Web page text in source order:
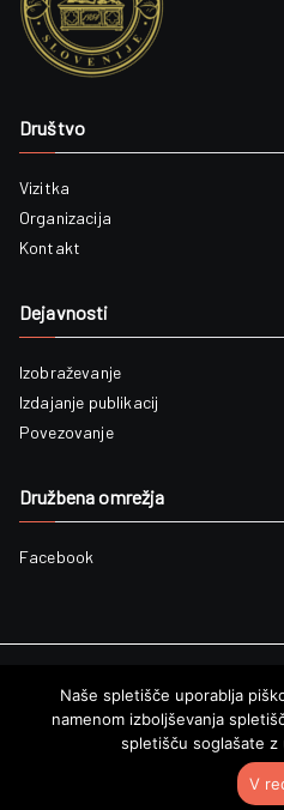
Društvo
Vizitka
Organizacija
Kontakt
Dejavnosti
Izobraževanje
Izdajanje publikacij
Povezovanje
Družbena omrežja
Facebook
Avtorske pravice ©2019
Naše spletišče uporablja
namenom izboljševanja
spletišču soglašate
V